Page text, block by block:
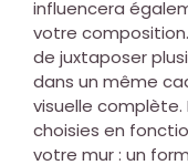
influencera
votre
de juxtaposer
dans un même
visuelle
choisies en
votre mur : un